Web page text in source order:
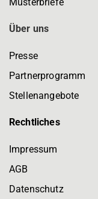
Über uns
Presse
Partnerprogramm
Stellenangebote
Rechtliches
Impressum
AGB
Datenschutz